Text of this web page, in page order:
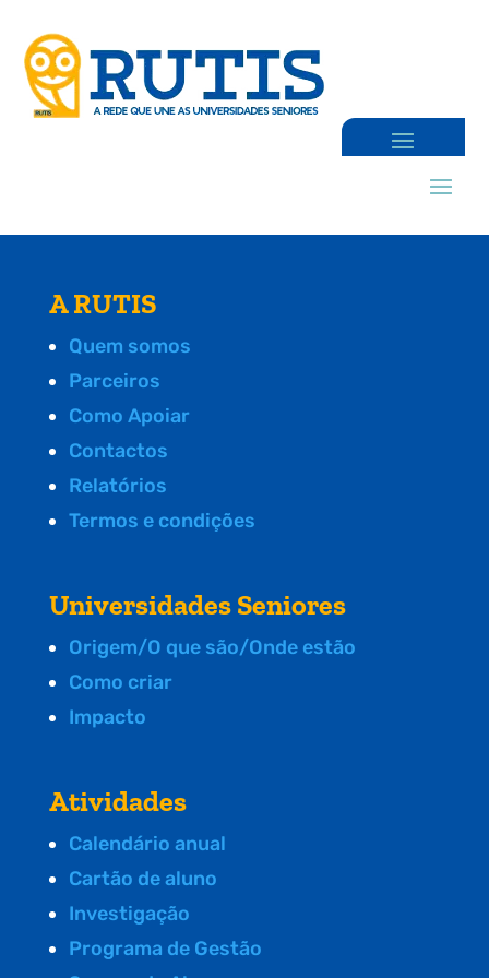
A RUTIS
Quem somos
Parceiros
Como Apoiar
Contactos
Relatórios
Termos e condições
Universidades Seniores
Origem/O que são/Onde estão
Como criar
Impacto
Atividades
Calendário anual
Cartão de aluno
Investigação
Programa de Gestão